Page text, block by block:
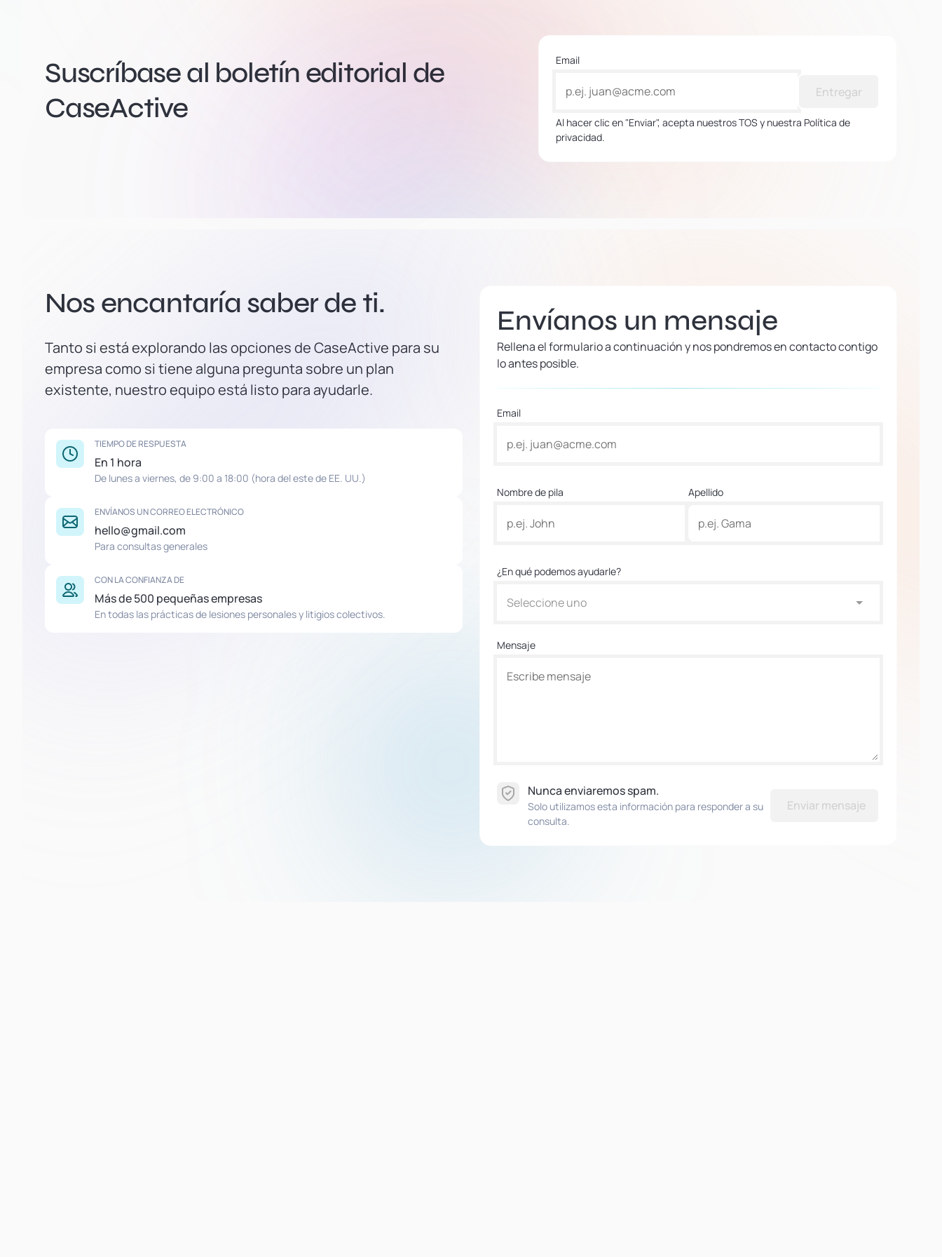
Suscríbase al boletín editorial de
CaseActive
Email
Entregar
Al hacer clic en "Enviar", acepta nuestros TOS y nuestra Política de
privacidad.
Nos encantaría saber de ti.
Tanto si está explorando las opciones de CaseActive para su
empresa como si tiene alguna pregunta sobre un plan
existente, nuestro equipo está listo para ayudarle.
TIEMPO DE RESPUESTA
En 1 hora
De lunes a viernes, de 9:00 a 18:00 (hora del este de EE. UU.)
ENVÍANOS UN CORREO ELECTRÓNICO
hello@gmail.com
Para consultas generales
CON LA CONFIANZA DE
Más de 500 pequeñas empresas
En todas las prácticas de lesiones personales y litigios colectivos.
Envíanos un mensaje
Rellena el formulario a continuación y nos pondremos en contacto contigo
lo antes posible.
Email
Nombre de pila Apellido
¿En qué podemos ayudarle?
Seleccione uno
Mensaje
Nunca enviaremos spam.
Solo utilizamos esta información para responder a su
consulta.
Enviar mensaje